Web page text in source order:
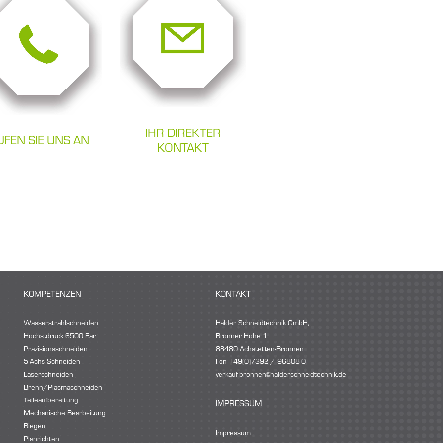
SIE UNS AN
IHR DIREKTER
KONTAKT
KOMPETENZEN
Wasserstrahlschneiden
Höchstdruck 6500 Bar
Präzisionsschneiden
5-Achs Schneiden
Laserschneiden
Brenn/Plasmaschneiden
Teileaufbereitung
Mechanische Bearbeitung
Biegen
Planrichten
KONTAKT
Halder Schneidtechnik GmbH,
Bronner Höhe 1
88480 Achstetten-Bronnen
Fon +49(0)7392 / 96808-0
verkauf-bronnen@halderschneidtechnik.de
IMPRESSUM
Impressum